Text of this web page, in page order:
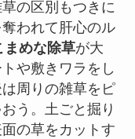
の区別もつきに
われて肝心のル
まめな除草が大
や敷きワラをし
周りの雑草をピ
う。土ごと掘り
の草をカットす